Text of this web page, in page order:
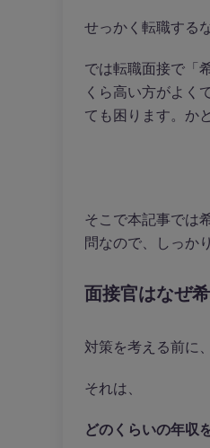
せっかく転職する
では転職面接で「
くら高い方がよく
ても困ります。か
そこで本記事では
問なので、しっか
面接官はなぜ
対策を考える前に
それは、
どのくらいの年収